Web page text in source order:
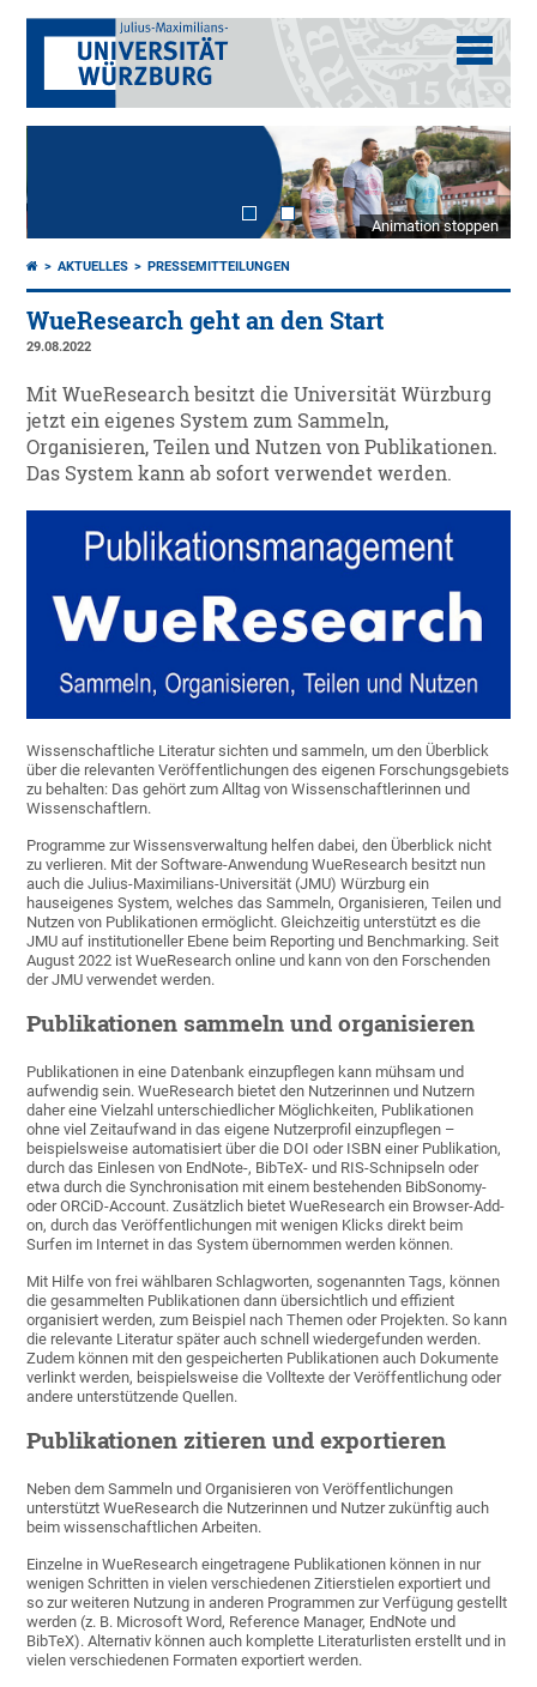
Animation stoppen
AKTUELLES PRESSEMITTEILUNGEN
WueResearch geht an den Start
29.08.2022
Mit WueResearch besitzt die Universität Würzburg
jetzt ein eigenes System zum Sammeln,
Organisieren, Teilen und Nutzen von Publikationen.
Das System kann ab sofort verwendet werden.
Wissenschaftliche Literatur sichten und sammeln, um den Überblick
über die relevanten Veröffentlichungen des eigenen Forschungsgebiets
zu behalten: Das gehört zum Alltag von Wissenschaftlerinnen und
Wissenschaftlern.
Programme zur Wissensverwaltung helfen dabei, den Überblick nicht
zu verlieren. Mit der Software-Anwendung WueResearch besitzt nun
auch die Julius-Maximilians-Universität (JMU) Würzburg ein
hauseigenes System, welches das Sammeln, Organisieren, Teilen und
Nutzen von Publikationen ermöglicht. Gleichzeitig unterstützt es die
JMU auf institutioneller Ebene beim Reporting und Benchmarking. Seit
August 2022 ist WueResearch online und kann von den Forschenden
der JMU verwendet werden.
Publikationen sammeln und organisieren
Publikationen in eine Datenbank einzupflegen kann mühsam und
aufwendig sein. WueResearch bietet den Nutzerinnen und Nutzern
daher eine Vielzahl unterschiedlicher Möglichkeiten, Publikationen
ohne viel Zeitaufwand in das eigene Nutzerprofil einzupflegen –
beispielsweise automatisiert über die DOI oder ISBN einer Publikation,
durch das Einlesen von EndNote-, BibTeX- und RIS-Schnipseln oder
etwa durch die Synchronisation mit einem bestehenden BibSonomy-
oder ORCiD-Account. Zusätzlich bietet WueResearch ein Browser-Add-
on, durch das Veröffentlichungen mit wenigen Klicks direkt beim
Surfen im Internet in das System übernommen werden können.
Mit Hilfe von frei wählbaren Schlagworten, sogenannten Tags, können
die gesammelten Publikationen dann übersichtlich und effizient
organisiert werden, zum Beispiel nach Themen oder Projekten. So kann
die relevante Literatur später auch schnell wiedergefunden werden.
Zudem können mit den gespeicherten Publikationen auch Dokumente
verlinkt werden, beispielsweise die Volltexte der Veröffentlichung oder
andere unterstützende Quellen.
Publikationen zitieren und exportieren
Neben dem Sammeln und Organisieren von Veröffentlichungen
unterstützt WueResearch die Nutzerinnen und Nutzer zukünftig auch
beim wissenschaftlichen Arbeiten.
Einzelne in WueResearch eingetragene Publikationen können in nur
wenigen Schritten in vielen verschiedenen Zitierstielen exportiert und
so zur weiteren Nutzung in anderen Programmen zur Verfügung gestellt
werden (z. B. Microsoft Word, Reference Manager, EndNote und
BibTeX). Alternativ können auch komplette Literaturlisten erstellt und in
vielen verschiedenen Formaten exportiert werden.